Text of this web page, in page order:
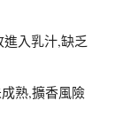
入乳汁,缺乏
熟,擴香風險